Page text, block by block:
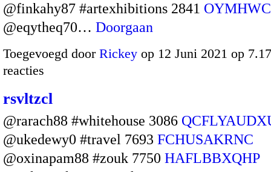
@finkahy87 #artexhibitions 2841
@eqytheq70… Doorgaan
Toegevoegd door Rickey op 12 Juni 2021 op
reacties
rsvltzcl
@rarach88 #whitehouse 3086
@ukedewy0 #travel 7693 FCHUSAKRNC
@oxinapam88 #zouk 7750 HAFLBBXQHP